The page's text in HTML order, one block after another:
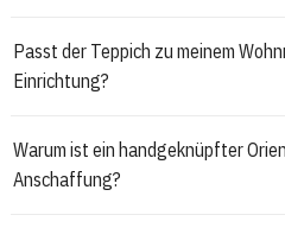
Passt der Teppich zu meinem
Einrichtung?
Warum ist ein handgeknüpfter
Anschaffung?